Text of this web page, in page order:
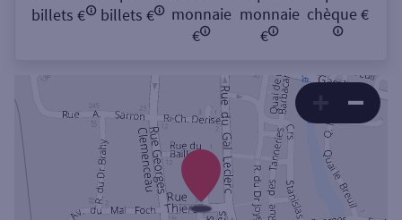
billets €
billets €
monnaie
€
monnaie
€
chèque €